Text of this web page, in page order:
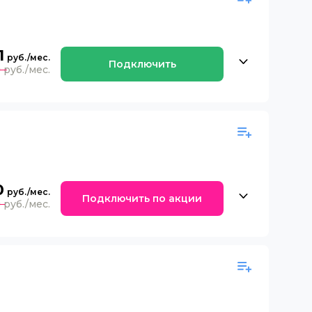
Подключить
Подключить по акции